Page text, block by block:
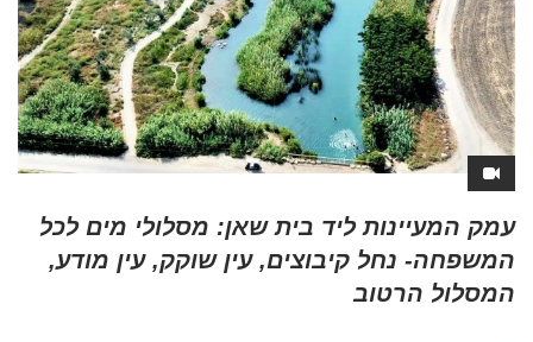
עמק המעיינות ליד בית שאן: מסלולי מים לכל
המשפחה- נחל קיבוצים, עין שוקק, עין מודע,
המסלול הרטוב